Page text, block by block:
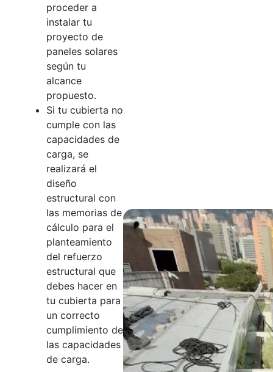
proceder a
instalar tu
proyecto de
paneles solares
según tu
alcance
propuesto.
Si tu cubierta no
cumple con las
capacidades de
carga, se
realizará el
diseño
estructural con
las memorias de
cálculo para el
planteamiento
del refuerzo
estructural que
debes hacer en
tu cubierta para
un correcto
cumplimiento de
las capacidades
de carga.